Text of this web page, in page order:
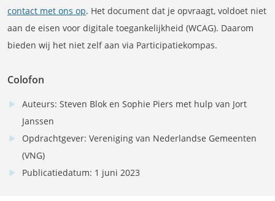
contact met ons op. Het document dat je opvraagt, voldoet niet
aan de eisen voor digitale toegankelijkheid (WCAG). Daarom
bieden wij het niet zelf aan via Participatiekompas.
Colofon
Auteurs: Steven Blok en Sophie Piers met hulp van Jort
Janssen
Opdrachtgever: Vereniging van Nederlandse Gemeenten
(VNG)
Publicatiedatum: 1 juni 2023